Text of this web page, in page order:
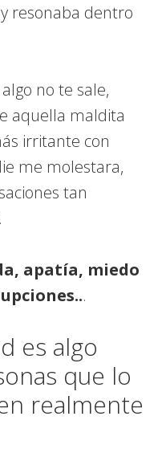
resonaba dentro
no te sale,
aquella maldita
irritante con
me molestara,
tan
apatía, miedo
.
es algo
que lo
realmente